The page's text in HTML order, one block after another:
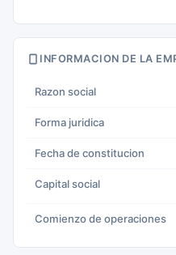
INFORMACION DE LA
Razon social
Forma juridica
Fecha de constitucion
Capital social
Comienzo de operaciones